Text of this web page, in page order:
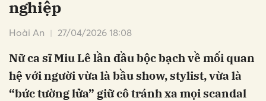
nghiệp
Hoài An 27/04/2026 18:08
Nữ ca sĩ Miu Lê lần đầu bộc bạch về mối quan
hệ với người vừa là bầu show, stylist, vừa là
“bức tường lửa” giữ cô tránh xa mọi scandal
Hủy Gửi